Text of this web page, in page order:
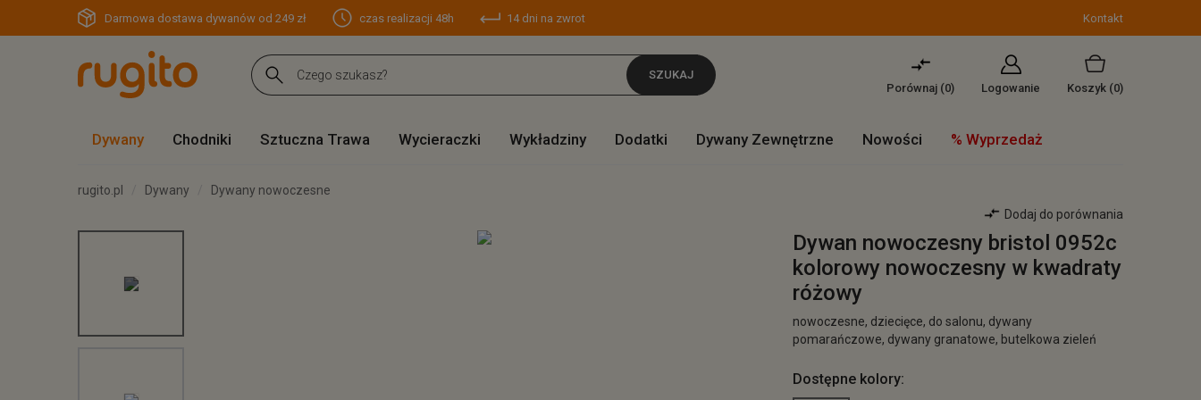
Darmowa dostawa dywanów od 249 zł czas realizacji 48h 14 dni na zwrot Kontakt
SZUKAJ
Porównaj (0) Logowanie Koszyk (0)
Dywany Chodniki Sztuczna Trawa Wycieraczki Wykładziny Dodatki Dywany Zewnętrzne Nowości % Wyprzedaż
rugito.pl Dywany
Dywany nowoczesne
Dodaj do porównania
Dywan nowoczesny bristol 0952c
kolorowy nowoczesny w kwadraty
różowy
nowoczesne, dziecięce, do salonu, dywany
pomarańczowe, dywany granatowe, butelkowa zieleń
Dostępne kolory: